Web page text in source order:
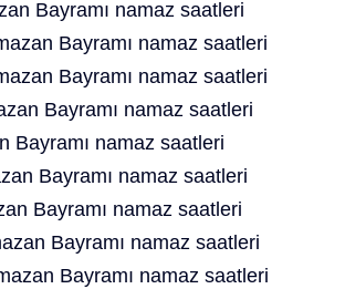
Bayramı namaz saatleri
Bayramı namaz saatleri
Bayramı namaz saatleri
Bayramı namaz saatleri
Bayramı namaz saatleri
Bayramı namaz saatleri
Bayramı namaz saatleri
Bayramı namaz saatleri
Bayramı namaz saatleri